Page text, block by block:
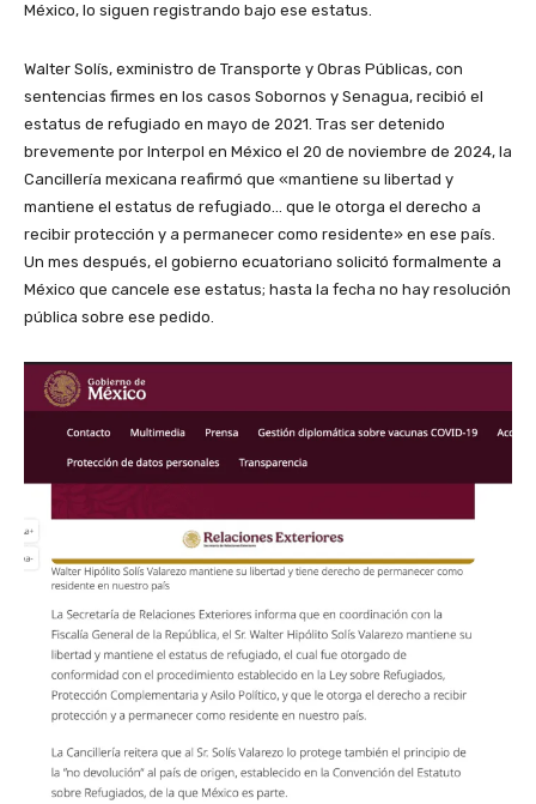
México, lo siguen registrando bajo ese estatus.
Walter Solís, exministro de Transporte y Obras Públicas, con
sentencias firmes en los casos Sobornos y Senagua, recibió el
estatus de refugiado en mayo de 2021. Tras ser detenido
brevemente por Interpol en México el 20 de noviembre de 2024, la
Cancillería mexicana reafirmó que «mantiene su libertad y
mantiene el estatus de refugiado… que le otorga el derecho a
recibir protección y a permanecer como residente» en ese país.
Un mes después, el gobierno ecuatoriano solicitó formalmente a
México que cancele ese estatus; hasta la fecha no hay resolución
pública sobre ese pedido.